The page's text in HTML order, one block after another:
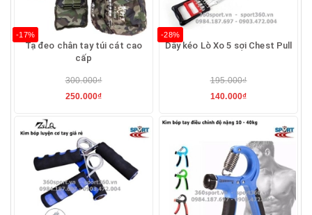
-17%
Tạ đeo chân tay túi cát cao
cấp
300.000₫
250.000₫
-28%
Dây kéo Lò Xo 5 sợi Chest Pull
195.000₫
140.000₫